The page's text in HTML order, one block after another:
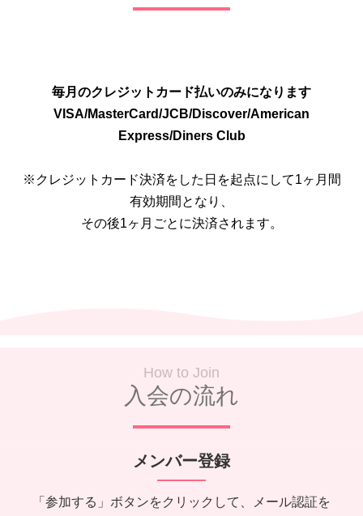
毎月のクレジットカード払いのみになります
VISA/MasterCard/JCB/Discover/American
Express/Diners Club
※クレジットカード決済をした日を起点にして1ヶ月間
有効期間となり、
その後1ヶ月ごとに決済されます。
How to Join
入会の流れ
メンバー登録
「参加する」ボタンをクリックして、メール認証を